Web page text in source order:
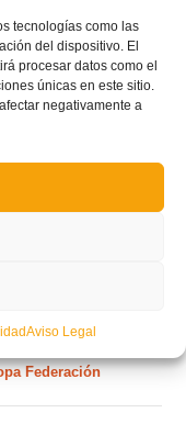
tecnologías como las
del dispositivo. El
procesar datos como el
únicas en este sitio.
negativamente a
Aviso Legal
de Lliga
2027
Federación